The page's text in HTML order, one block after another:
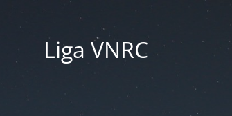
Liga VNRC